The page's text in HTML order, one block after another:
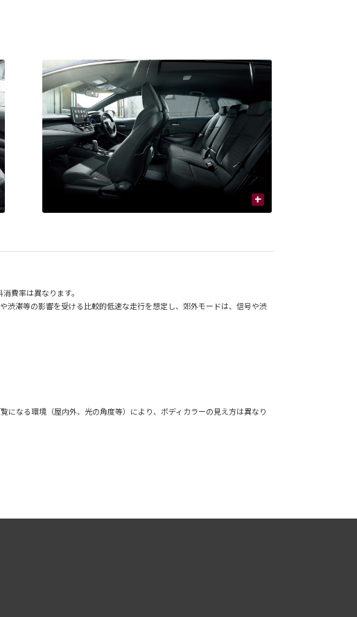
+
費率は異なります。
滞等の影響を受ける比較的低速な走行を想定し、郊外モードは、信号や渋
なる環境（屋内外、光の角度等）により、ボディカラーの見え方は異なり